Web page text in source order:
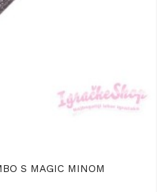
S MAGIC MINOM